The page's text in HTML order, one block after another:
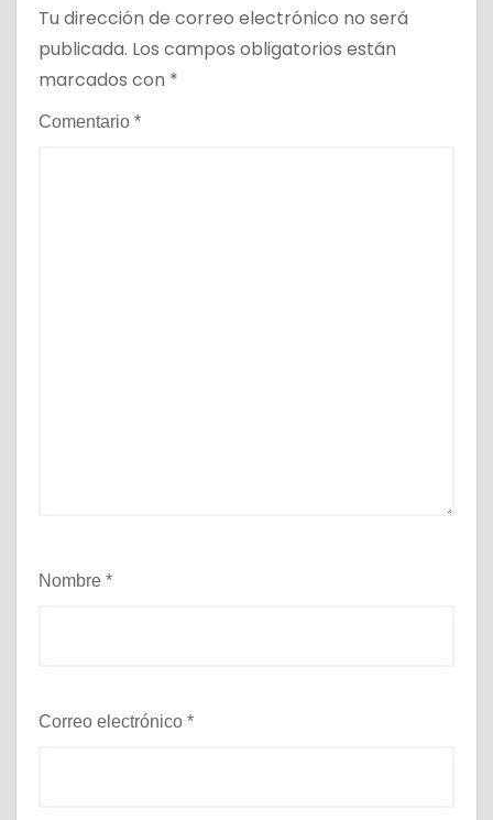
Tu dirección de correo electrónico no será
publicada. Los campos obligatorios están
marcados con *
Comentario *
Nombre *
Correo electrónico *